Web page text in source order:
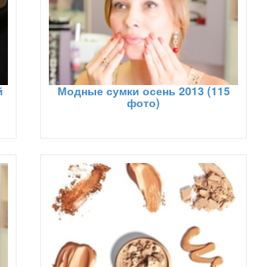
Модные сумки осень 2013 (115
фото)